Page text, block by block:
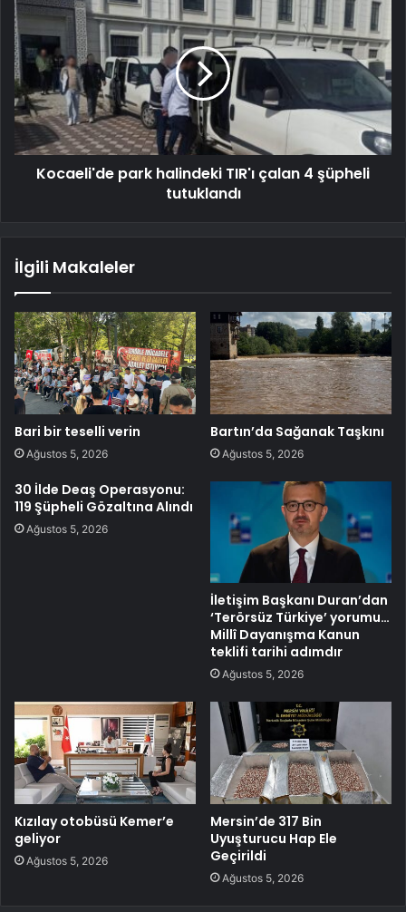
Kocaeli'de park halindeki TIR'ı çalan 4 şüpheli
tutuklandı
İlgili Makaleler
Bari bir teselli verin
Ağustos 5, 2026
Bartın’da Sağanak Taşkını
Ağustos 5, 2026
30 İlde Deaş Operasyonu:
119 Şüpheli Gözaltına Alındı
Ağustos 5, 2026
İletişim Başkanı Duran’dan
‘Terörsüz Türkiye’ yorumu…
Millî Dayanışma Kanun
teklifi tarihi adımdır
Ağustos 5, 2026
Kızılay otobüsü Kemer’e
geliyor
Ağustos 5, 2026
Mersin’de 317 Bin
Uyuşturucu Hap Ele
Geçirildi
Ağustos 5, 2026